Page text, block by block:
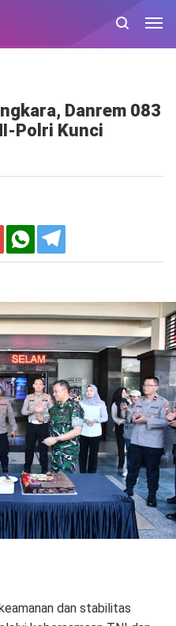
Danrem 083
Polri Kunci
dan stabilitas